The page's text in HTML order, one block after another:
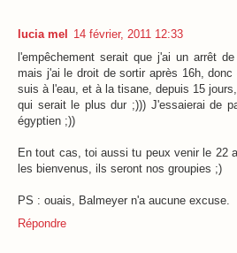
lucia mel
14 février, 2011 12:33
l'empêchement serait que j'ai un arrêt
mais j'ai le droit de sortir après 16h,
suis à l'eau, et à la tisane, depuis 15
qui serait le plus dur ;))) J'essaierai de
égyptien ;))
En tout cas, toi aussi tu peux venir le 22
les bienvenus, ils seront nos groupies ;)
PS : ouais, Balmeyer n'a aucune excuse.
Répondre